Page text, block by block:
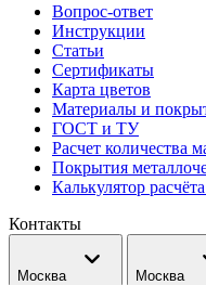
Вопрос-ответ
Инструкции
Статьи
Сертификаты
Карта цветов
Материалы и
ГОСТ и ТУ
Расчет количества
Покрытия
Калькулятор
Контакты
Москва Москва